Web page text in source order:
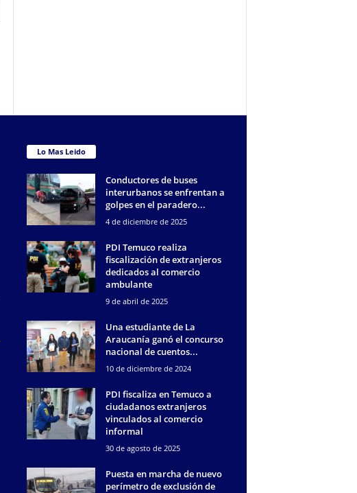
Lo Mas Leido
Conductores de buses
interurbanos se enfrentan a
golpes en el paradero...
4 de diciembre de 2025
PDI Temuco realiza
fiscalización de extranjeros
dedicados al comercio
ambulante
9 de abril de 2025
Una estudiante de La
Araucanía ganó el concurso
nacional de cuentos...
10 de diciembre de 2024
PDI fiscaliza en Temuco a
ciudadanos extranjeros
vinculados al comercio
informal
30 de agosto de 2025
Puesta en marcha de nuevo
perímetro de exclusión de